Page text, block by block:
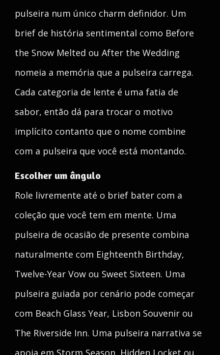
pulseira num único charm definidor. Um
brief de história sentimental como Before
the Snow Melted ou After the Wedding
nomeia a memória que a pulseira carrega.
Cada categoria de lente é uma fatia de
sabor, então dá para trocar o motivo
implícito contanto que o nome combine
com a pulseira que você está montando.
Escolher um ângulo
Role livremente até o brief bater com a
coleção que você tem em mente. Uma
pulseira de ocasião de presente combina
naturalmente com Eighteenth Birthday,
Twelve-Year Vow ou Sweet Sixteen. Uma
pulseira guiada por cenário pode começar
com Beach Glass Year, Lisbon Souvenir ou
The Riverside Inn. Uma pulseira narrativa se
apoia em Storm Season, Hidden Locket ou